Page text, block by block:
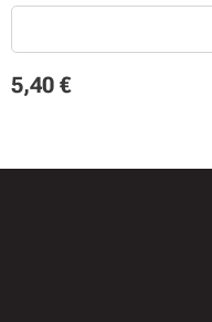
5,40 €